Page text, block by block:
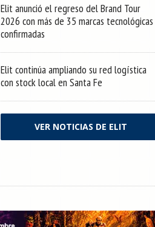
Elit anunció el regreso del Brand Tour
2026 con más de 35 marcas tecnológicas
confirmadas
Elit continúa ampliando su red logística
con stock local en Santa Fe
VER NOTICIAS DE ELIT